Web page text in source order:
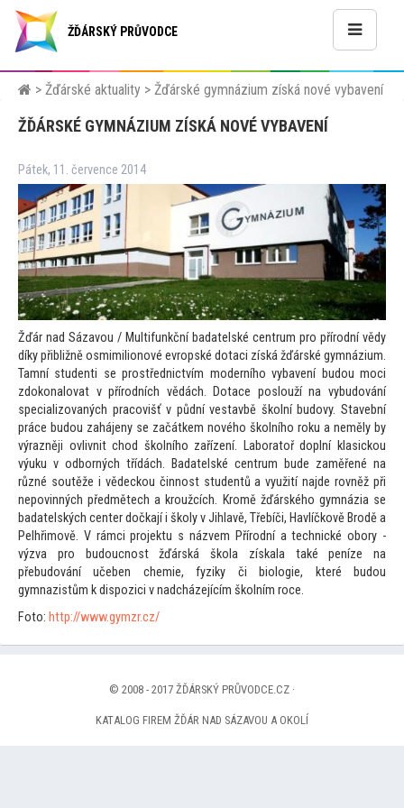
ŽĎÁRSKÝ PRŮVODCE
> Žďárské aktuality > Žďárské gymnázium získá nové vybavení
ŽĎÁRSKÉ GYMNÁZIUM ZÍSKÁ NOVÉ VYBAVENÍ
Pátek, 11. července 2014
Žďár nad Sázavou / Multifunkční badatelské centrum pro přírodní vědy
díky přibližně osmimilionové evropské dotaci získá žďárské gymnázium.
Tamní studenti se prostřednictvím moderního vybavení budou moci
zdokonalovat v přírodních vědách. Dotace poslouží na vybudování
specializovaných pracovišť v půdní vestavbě školní budovy. Stavební
práce budou zahájeny se začátkem nového školního roku a neměly by
výrazněji ovlivnit chod školního zařízení. Laboratoř doplní klasickou
výuku v odborných třídách. Badatelské centrum bude zaměřené na
různé soutěže i vědeckou činnost studentů a využití najde rovněž při
nepovinných předmětech a kroužcích. Kromě žďárského gymnázia se
badatelských center dočkají i školy v Jihlavě, Třebíči, Havlíčkově Brodě a
Pelhřimově. V rámci projektu s názvem Přírodní a technické obory -
výzva pro budoucnost žďárská škola získala také peníze na
přebudování učeben chemie, fyziky či biologie, které budou
gymnazistům k dispozici v nadcházejícím školním roce.
Foto: http://www.gymzr.cz/
© 2008 - 2017 ŽĎÁRSKÝ PRŮVODCE.CZ ·
KATALOG FIREM ŽĎÁR NAD SÁZAVOU A OKOLÍ